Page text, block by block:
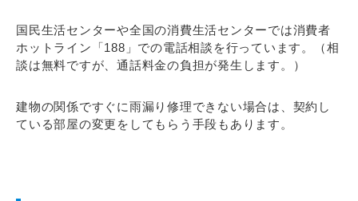
国民生活センターや全国の消費生活センターでは消費者
ホットライン「188」での電話相談を行っています。（相
談は無料ですが、通話料金の負担が発生します。）
建物の関係ですぐに雨漏り修理できない場合は、契約し
ている部屋の変更をしてもらう手段もあります。